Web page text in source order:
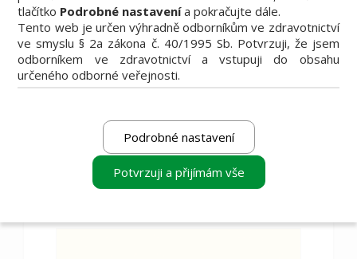
Akční nabídky firem
Přehledy produktů
Inzerce
Předplatné / el. verze časopisů
Filtrovat
tlačítko Podrobné nastavenía pokračujte dále.
Tento web je určen výhradně odborníkům ve zdravotnictví
ve smyslu § 2a zákona č. 40/1995 Sb. Potvrzuji, že jsem
odborníkem ve zdravotnictví a vstupuji do obsahu
určeného odborné veřejnosti.
Podrobné nastavení
Potvrzuji a přijímám vše